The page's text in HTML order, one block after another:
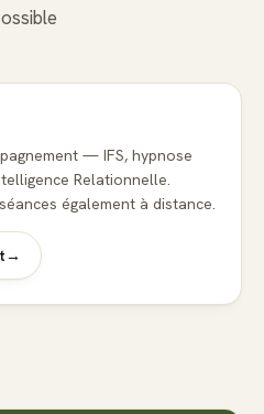
— IFS, hypnose
Relationnelle.
également à distance.
→